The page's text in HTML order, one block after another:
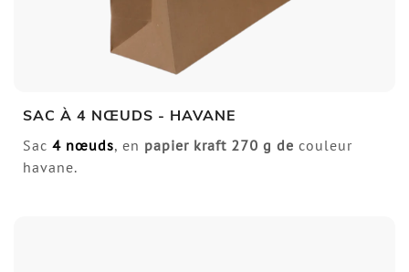
SAC À 4 NŒUDS - HAVANE
Sac 4 nœuds, en papier kraft 270 g de couleur
havane.